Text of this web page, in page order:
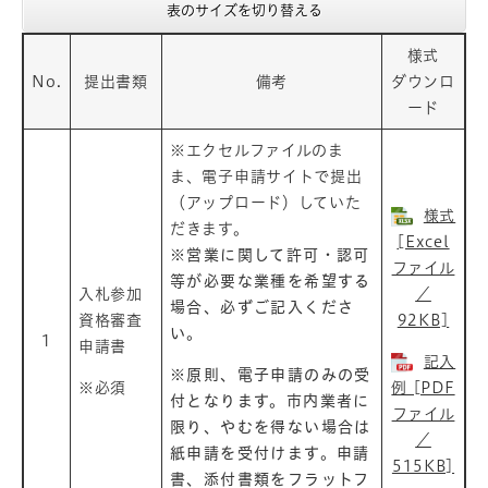
表のサイズを切り替える
No. 提出書類 備考
様式
ダウンロ
ード
1
入札参加
資格審査
申請書
※必須
​※エクセルファイルのま
ま、電子申請サイトで提出
（アップロード）していた
だきます。
※営業に関して許可・認可
等が必要な業種を希望する
場合、必ずご記入くださ
い。
※原則、電子申請のみの受
付となります。市内業者に
限り、やむを得ない場合は
紙申請を受付けます。申請
書、添付書類をフラットフ
様式
[Excel
ファイル
／
92KB]
記入
例 [PDF
ファイル
／
515KB]